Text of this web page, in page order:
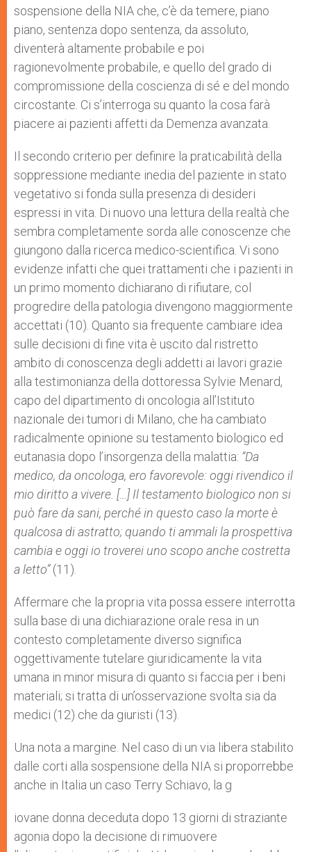
sospensione della NIA che, c’è da temere, piano
piano, sentenza dopo sentenza, da assoluto,
diventerà altamente probabile e poi
ragionevolmente probabile, e quello del grado di
compromissione della coscienza di sé e del mondo
circostante. Ci s’interroga su quanto la cosa farà
piacere ai pazienti affetti da Demenza avanzata.
Il secondo criterio per definire la praticabilità della
soppressione mediante inedia del paziente in stato
vegetativo si fonda sulla presenza di desideri
espressi in vita. Di nuovo una lettura della realtà che
sembra completamente sorda alle conoscenze che
giungono dalla ricerca medico-scientifica. Vi sono
evidenze infatti che quei trattamenti che i pazienti in
un primo momento dichiarano di rifiutare, col
progredire della patologia divengono maggiormente
accettati (10). Quanto sia frequente cambiare idea
sulle decisioni di fine vita è uscito dal ristretto
ambito di conoscenza degli addetti ai lavori grazie
alla testimonianza della dottoressa Sylvie Menard,
capo del dipartimento di oncologia all’Istituto
nazionale dei tumori di Milano, che ha cambiato
radicalmente opinione su testamento biologico ed
eutanasia dopo l’insorgenza della malattia: “Da
medico, da oncologa, ero favorevole: oggi rivendico il
mio diritto a vivere. […] Il testamento biologico non si
può fare da sani, perché in questo caso la morte è
qualcosa di astratto; quando ti ammali la prospettiva
cambia e oggi io troverei uno scopo anche costretta
a letto”(11).
Affermare che la propria vita possa essere interrotta
sulla base di una dichiarazione orale resa in un
contesto completamente diverso significa
oggettivamente tutelare giuridicamente la vita
umana in minor misura di quanto si faccia per i beni
materiali; si tratta di un’osservazione svolta sia da
medici (12) che da giuristi (13).
Una nota a margine. Nel caso di un via libera stabilito
dalle corti alla sospensione della NIA si proporrebbe
anche in Italia un caso Terry Schiavo, la g
iovane donna deceduta dopo 13 giorni di straziante
agonia dopo la decisione di rimuovere